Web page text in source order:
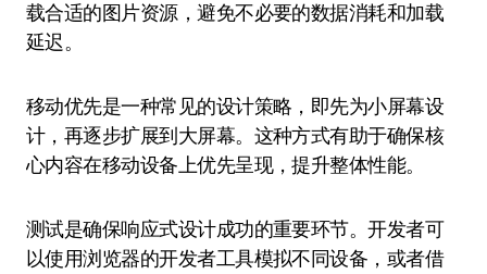
载合适的图片资源，避免不必要的数据消耗和加载
延迟。
移动优先是一种常见的设计策略，即先为小屏幕设
计，再逐步扩展到大屏幕。这种方式有助于确保核
心内容在移动设备上优先呈现，提升整体性能。
测试是确保响应式设计成功的重要环节。开发者可
以使用浏览器的开发者工具模拟不同设备，或者借